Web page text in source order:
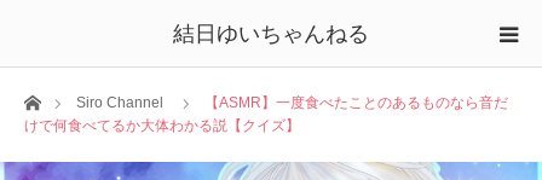
結日ゆいちゃんねる
ホームSiro Channel
【ASMR】一度食べたことのあるものなら音だ
けで何食べてるか大体わかる説【クイズ】